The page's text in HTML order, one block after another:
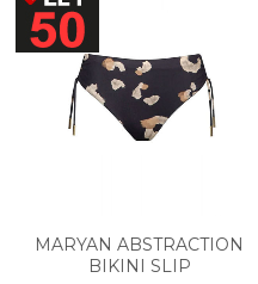
MARYAN ABSTRACTION
BIKINI SLIP